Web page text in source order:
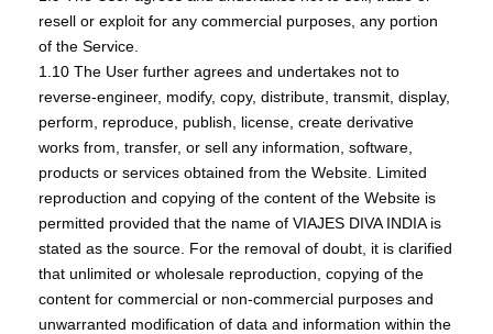
resell or exploit for any commercial purposes, any portion
of the Service.
1.10 The User further agrees and undertakes not to
reverse-engineer, modify, copy, distribute, transmit, display,
perform, reproduce, publish, license, create derivative
works from, transfer, or sell any information, software,
products or services obtained from the Website. Limited
reproduction and copying of the content of the Website is
permitted provided that the name of VIAJES DIVA INDIA is
stated as the source. For the removal of doubt, it is clarified
that unlimited or wholesale reproduction, copying of the
content for commercial or non-commercial purposes and
unwarranted modification of data and information within the